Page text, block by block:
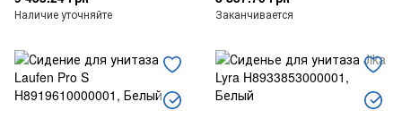
Наличие уточняйте Заканчивается